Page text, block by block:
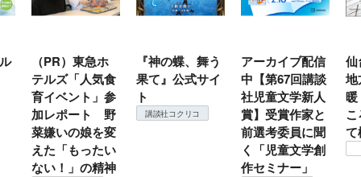
（PR）東急ホ
テルズ「人気食
育イベント」参
加レポート 野
菜嫌いの娘を変
えた「もったい
ない！」の精神
『神の蝶、舞う
果て』公式サイ
ト
講談社コクリコ
アーカイブ配信
中【第67回講談
社児童文学新人
賞】受賞作家と
前選考委員に聞
く「児童文学創
作セミナー」
仙
地
て